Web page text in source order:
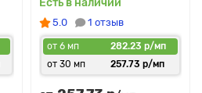
Есть в наличии
5.0 1 отзыв
от 6 мп
282.23 р/мп
от 30 мп
257.73 р/мп